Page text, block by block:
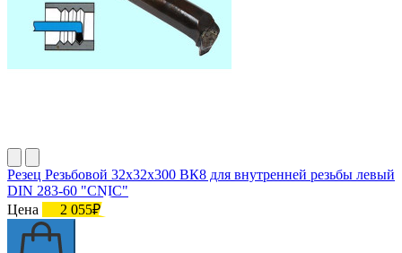
Резец Резьбовой 32х32х300 ВК8 для внутренней резьбы левый
DIN 283-60 "CNIC"
Цена
2 055₽